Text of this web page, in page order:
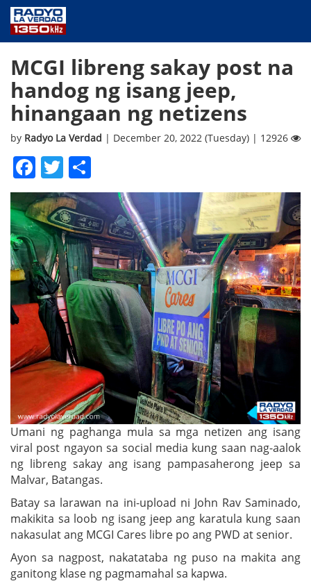
PUBLIC SERVICE
ANNOUNCEMENTS
PROGRAMS
ABOUT
MCGI libreng sakay post na
handog ng isang jeep,
hinangaan ng netizens
by Radyo La Verdad | December 20, 2022 (Tuesday) | 12926
Facebook
Twitter
Umani ng paghanga mula sa mga netizen ang isang
viral post ngayon sa social media kung saan nag-aalok
ng libreng sakay ang isang pampasaherong jeep sa
Malvar, Batangas.
Batay sa larawan na ini-upload ni John Rav Saminado,
makikita sa loob ng isang jeep ang karatula kung saan
nakasulat ang MCGI Cares libre po ang PWD at senior.
Ayon sa nagpost, nakatataba ng puso na makita ang
ganitong klase ng pagmamahal sa kapwa.